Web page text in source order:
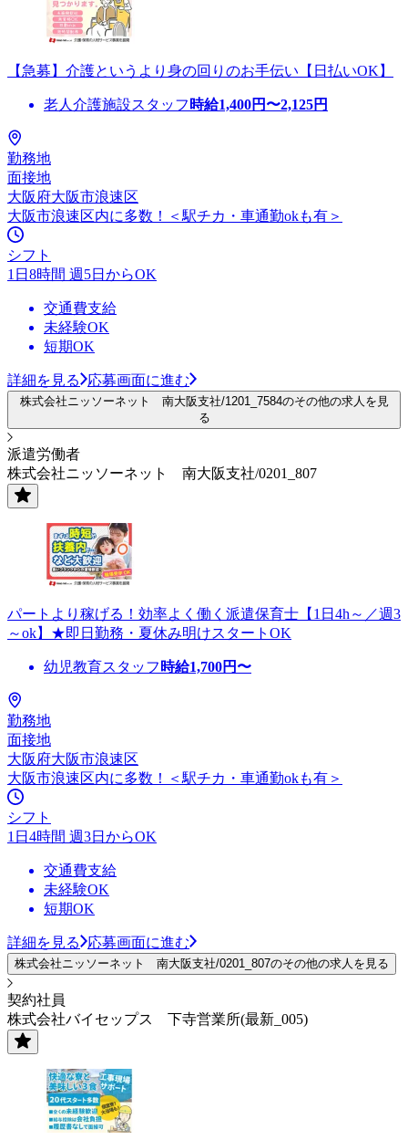
【急募】介護というより身の回りのお手伝い【日払いOK】
老人介護施設スタッフ 時給1,400円〜2,125円
勤務地
面接地
大阪府大阪市浪速区
大阪市浪速区内に多数！＜駅チカ・車通勤okも有＞
シフト
1日8時間 週5日からOK
交通費支給
未経験OK
短期OK
詳細を見る 応募画面に進む
株式会社ニッソーネット 南大阪支社/1201_7584のその他の求人を見
る
派遣労働者
株式会社ニッソーネット 南大阪支社/0201_807
パートより稼げる！効率よく働く派遣保育士【1日4h～／週3
～ok】★即日勤務・夏休み明けスタートOK
幼児教育スタッフ 時給1,700円〜
勤務地
面接地
大阪府大阪市浪速区
大阪市浪速区内に多数！＜駅チカ・車通勤okも有＞
シフト
1日4時間 週3日からOK
交通費支給
未経験OK
短期OK
詳細を見る 応募画面に進む
株式会社ニッソーネット 南大阪支社/0201_807のその他の求人を見る
契約社員
株式会社バイセップス 下寺営業所(最新_005)